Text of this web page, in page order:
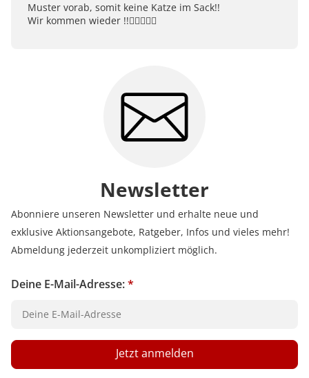
Muster vorab, somit keine Katze im Sack!!
Wir kommen wieder !!👍🏼🤩👌🏼
Newsletter
Abonniere unseren Newsletter und erhalte neue und
exklusive Aktionsangebote, Ratgeber, Infos und vieles mehr!
Abmeldung jederzeit unkompliziert möglich.
Deine E-Mail-Adresse:*
Jetzt anmelden